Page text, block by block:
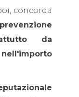
concorda
da